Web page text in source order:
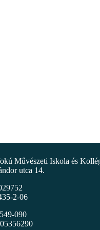
Művészeti Iskola és
utca 14.
2-06
090